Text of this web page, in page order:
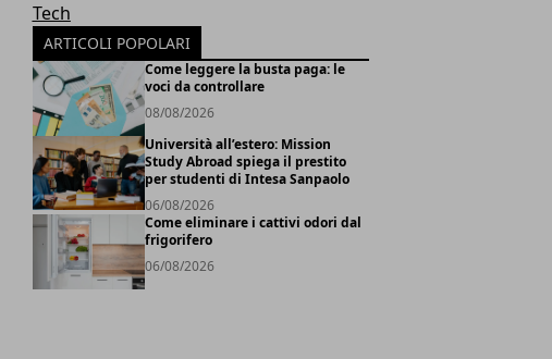
Tech
ARTICOLI POPOLARI
Come leggere la busta paga: le
voci da controllare
08/08/2026
Università all’estero: Mission
Study Abroad spiega il prestito
per studenti di Intesa Sanpaolo
06/08/2026
Come eliminare i cattivi odori dal
frigorifero
06/08/2026